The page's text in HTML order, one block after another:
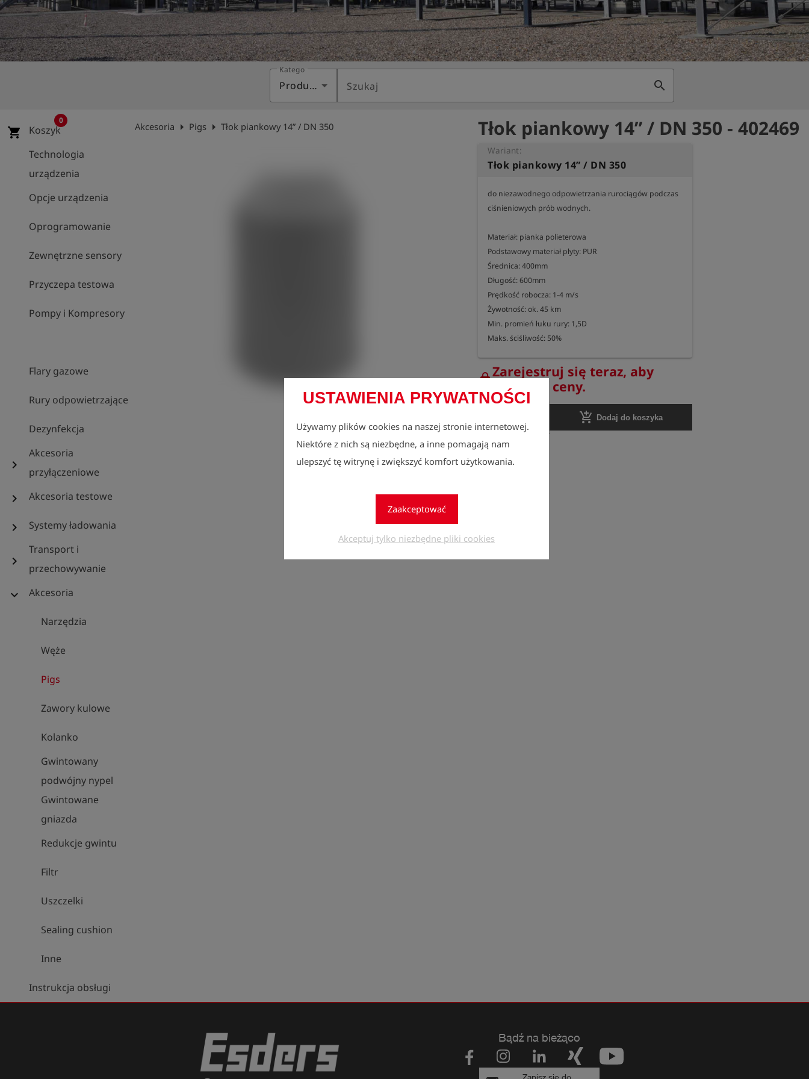
shieldRejestracja
USTAWIENIA PRYWATNOŚCI
Używamy plików cookies na naszej stronie internetowej.
Niektóre z nich są niezbędne, a inne pomagają nam
ulepszyć tę witrynę i zwiększyć komfort użytkowania.
Zaakceptować
Akceptuj tylko niezbędne pliki cookies
Kategoria
Produkty Szukaj search
shopping_cart Koszyk
0
Technologia
urządzenia
Opcje urządzenia
Oprogramowanie
Zewnętrzne sensory
Przyczepa testowa
Pompy i Kompresory
Flary gazowe
Rury odpowietrzające
Dezynfekcja
chevron_right
Akcesoria
przyłączeniowe
chevron_right Akcesoria testowe
chevron_right Systemy ładowania
chevron_right
Transport i
przechowywanie
expand_more Akcesoria
Narzędzia
Węże
Pigs
Zawory kulowe
Kolanko
Gwintowany
podwójny nypel
Gwintowane
gniazda
Redukcje gwintu
Filtr
Uszczelki
Sealing cushion
Inne
Instrukcja obsługi
Akcesoria arrow_right Pigs arrow_right Tłok piankowy 14” / DN 350 Tłok piankowy 14” / DN 350 - 402469
Wariant:
Tłok piankowy 14” / DN 350
do niezawodnego odpowietrzania rurociągów podczas
ciśnieniowych prób wodnych.
Materiał: pianka polieterowa
Podstawowy materiał płyty: PUR
Średnica: 400mm
Długość: 600mm
Prędkość robocza: 1-4 m/s
Żywotność: ok. 45 km
Min. promień łuku rury: 1,5D
Maks. ściśliwość: 50%
lockZarejestruj się teraz, aby
zobaczyć ceny.
1 add_shopping_cart Dodaj do koszyka
Bądź na bieżąco
Zapisz się do